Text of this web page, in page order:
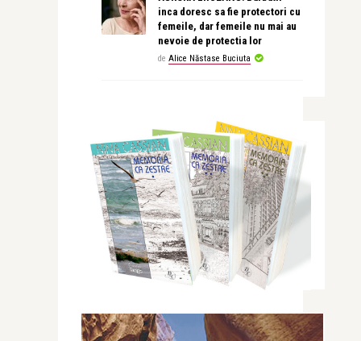
inca doresc sa fie protectori cu
femeile, dar femeile nu mai au
nevoie de protectia lor
de Alice Năstase Buciuta